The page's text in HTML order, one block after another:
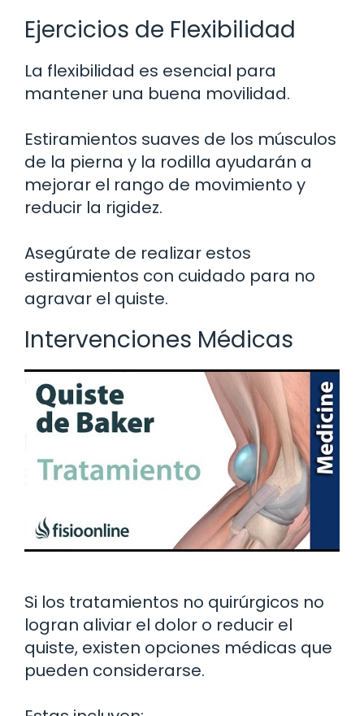
Ejercicios de Flexibilidad
La flexibilidad es esencial para
mantener una buena movilidad.
Estiramientos suaves de los músculos
de la pierna y la rodilla ayudarán a
mejorar el rango de movimiento y
reducir la rigidez.
Asegúrate de realizar estos
estiramientos con cuidado para no
agravar el quiste.
Intervenciones Médicas
Si los tratamientos no quirúrgicos no
logran aliviar el dolor o reducir el
quiste, existen opciones médicas que
pueden considerarse.